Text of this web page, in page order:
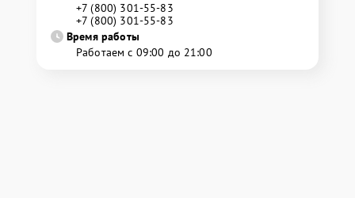
+7 (800) 301-55-83
+7 (800) 301-55-83
Время работы
Работаем с 09:00 до 21:00